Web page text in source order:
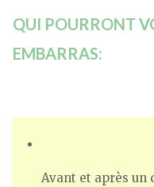
QUI POURRONT
EMBARRAS:
Avant et après un